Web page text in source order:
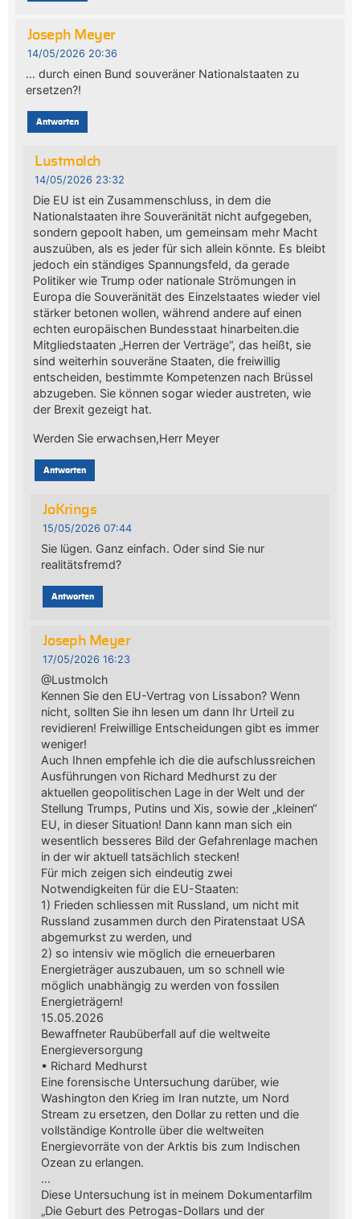
Joseph Meyer
14/05/2026 20:36
… durch einen Bund souveräner Nationalstaaten zu
ersetzen?!
Antworten
Lustmolch
14/05/2026 23:32
Die EU ist ein Zusammenschluss, in dem die
Nationalstaaten ihre Souveränität nicht aufgegeben,
sondern gepoolt haben, um gemeinsam mehr Macht
auszuüben, als es jeder für sich allein könnte. Es bleibt
jedoch ein ständiges Spannungsfeld, da gerade
Politiker wie Trump oder nationale Strömungen in
Europa die Souveränität des Einzelstaates wieder viel
stärker betonen wollen, während andere auf einen
echten europäischen Bundesstaat hinarbeiten.die
Mitgliedstaaten „Herren der Verträge“, das heißt, sie
sind weiterhin souveräne Staaten, die freiwillig
entscheiden, bestimmte Kompetenzen nach Brüssel
abzugeben. Sie können sogar wieder austreten, wie
der Brexit gezeigt hat.
Werden Sie erwachsen,Herr Meyer
Antworten
JoKrings
15/05/2026 07:44
Sie lügen. Ganz einfach. Oder sind Sie nur
realitätsfremd?
Antworten
Joseph Meyer
17/05/2026 16:23
@Lustmolch
Kennen Sie den EU-Vertrag von Lissabon? Wenn
nicht, sollten Sie ihn lesen um dann Ihr Urteil zu
revidieren! Freiwillige Entscheidungen gibt es immer
weniger!
Auch Ihnen empfehle ich die die aufschlussreichen
Ausführungen von Richard Medhurst zu der
aktuellen geopolitischen Lage in der Welt und der
Stellung Trumps, Putins und Xis, sowie der „kleinen“
EU, in dieser Situation! Dann kann man sich ein
wesentlich besseres Bild der Gefahrenlage machen
in der wir aktuell tatsächlich stecken!
Für mich zeigen sich eindeutig zwei
Notwendigkeiten für die EU-Staaten:
1) Frieden schliessen mit Russland, um nicht mit
Russland zusammen durch den Piratenstaat USA
abgemurkst zu werden, und
2) so intensiv wie möglich die erneuerbaren
Energieträger auszubauen, um so schnell wie
möglich unabhängig zu werden von fossilen
Energieträgern!
15.05.2026
Bewaffneter Raubüberfall auf die weltweite
Energieversorgung
• Richard Medhurst
Eine forensische Untersuchung darüber, wie
Washington den Krieg im Iran nutzte, um Nord
Stream zu ersetzen, den Dollar zu retten und die
vollständige Kontrolle über die weltweiten
Energievorräte von der Arktis bis zum Indischen
Ozean zu erlangen.
…
Diese Untersuchung ist in meinem Dokumentarfilm
„Die Geburt des Petrogas-Dollars und der